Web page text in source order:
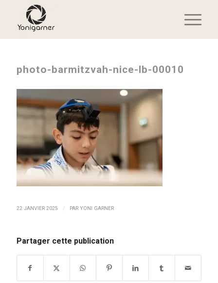
photo-barmitzvah-nice-lb-00010
22 JANVIER 2025 / PAR YONI GARNER
Partager cette publication